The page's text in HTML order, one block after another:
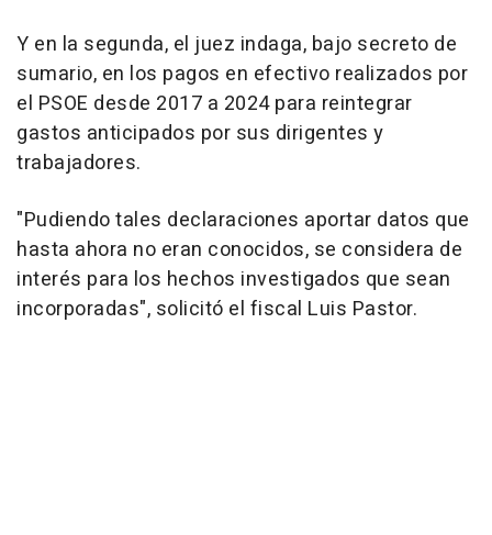
Y en la segunda, el juez indaga, bajo secreto de
sumario, en los pagos en efectivo realizados por
el PSOE desde 2017 a 2024 para reintegrar
gastos anticipados por sus dirigentes y
trabajadores.
"Pudiendo tales declaraciones aportar datos que
hasta ahora no eran conocidos, se considera de
interés para los hechos investigados que sean
incorporadas", solicitó el fiscal Luis Pastor.